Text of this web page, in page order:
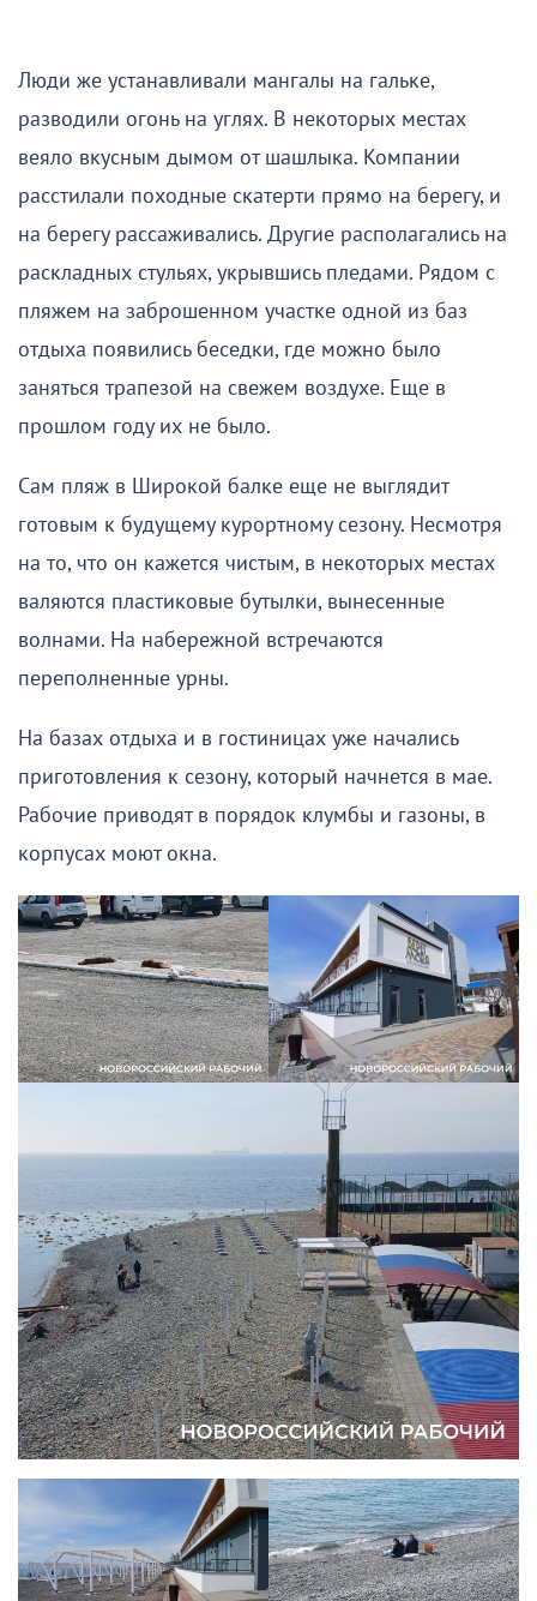
Люди же устанавливали мангалы на гальке,
разводили огонь на углях. В некоторых местах
веяло вкусным дымом от шашлыка. Компании
расстилали походные скатерти прямо на берегу, и
на берегу рассаживались. Другие располагались на
раскладных стульях, укрывшись пледами. Рядом с
пляжем на заброшенном участке одной из баз
отдыха появились беседки, где можно было
заняться трапезой на свежем воздухе. Еще в
прошлом году их не было.
Сам пляж в Широкой балке еще не выглядит
готовым к будущему курортному сезону. Несмотря
на то, что он кажется чистым, в некоторых местах
валяются пластиковые бутылки, вынесенные
волнами. На набережной встречаются
переполненные урны.
На базах отдыха и в гостиницах уже начались
приготовления к сезону, который начнется в мае.
Рабочие приводят в порядок клумбы и газоны, в
корпусах моют окна.